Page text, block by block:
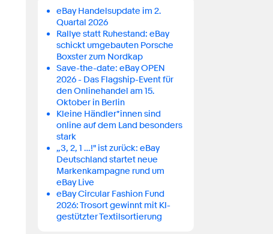
eBay Handelsupdate im 2.
Quartal 2026
Rallye statt Ruhestand: eBay
schickt umgebauten Porsche
Boxster zum Nordkap
Save-the-date: eBay OPEN
2026 - Das Flagship-Event für
den Onlinehandel am 15.
Oktober in Berlin
Kleine Händler*innen sind
online auf dem Land besonders
stark
„3, 2, 1 …!" ist zurück: eBay
Deutschland startet neue
Markenkampagne rund um
eBay Live
eBay Circular Fashion Fund
2026: Trosort gewinnt mit KI-
gestützter Textilsortierung